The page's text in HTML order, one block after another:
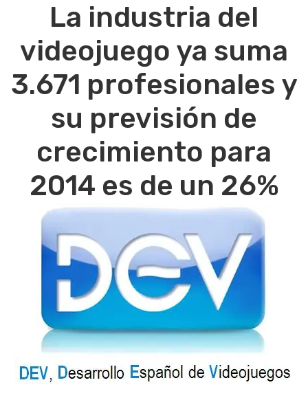
La industria del
videojuego ya suma
3.671 profesionales y
su previsión de
crecimiento para
2014 es de un 26%